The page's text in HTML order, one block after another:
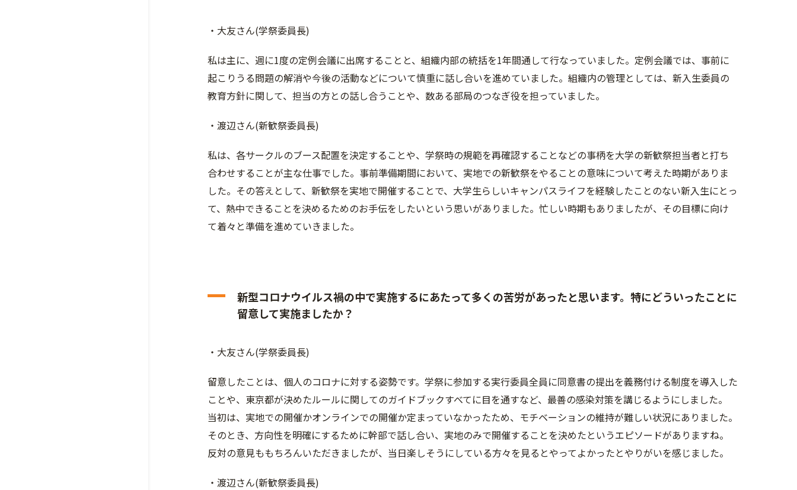
・大友さん(学祭委員長)
私は主に、週に1度の定例会議に出席することと、組織内部の統括を1年間通して行なっていました。定例会議では、事前に
起こりうる問題の解消や今後の活動などについて慎重に話し合いを進めていました。組織内の管理としては、新入生委員の
教育方針に関して、担当の方との話し合うことや、数ある部局のつなぎ役を担っていました。
・渡辺さん(新歓祭委員長)
私は、各サークルのブース配置を決定することや、学祭時の規範を再確認することなどの事柄を大学の新歓祭担当者と打ち
合わせすることが主な仕事でした。事前準備期間において、実地での新歓祭をやることの意味について考えた時期がありま
した。その答えとして、新歓祭を実地で開催することで、大学生らしいキャンパスライフを経験したことのない新入生にとっ
て、熱中できることを決めるためのお手伝をしたいという思いがありました。忙しい時期もありましたが、その目標に向け
て着々と準備を進めていきました。
新型コロナウイルス禍の中で実施するにあたって多くの苦労があったと思います。特にどういったことに
留意して実施ましたか？
・大友さん(学祭委員長)
留意したことは、個人のコロナに対する姿勢です。学祭に参加する実行委員全員に同意書の提出を義務付ける制度を導入した
ことや、東京都が決めたルールに関してのガイドブックすべてに目を通すなど、最善の感染対策を講じるようにしました。
当初は、実地での開催かオンラインでの開催か定まっていなかったため、モチベーションの維持が難しい状況にありました。
そのとき、方向性を明確にするために幹部で話し合い、実地のみで開催することを決めたというエピソードがありますね。
反対の意見ももちろんいただきましたが、当日楽しそうにしている方々を見るとやってよかったとやりがいを感じました。
・渡辺さん(新歓祭委員長)